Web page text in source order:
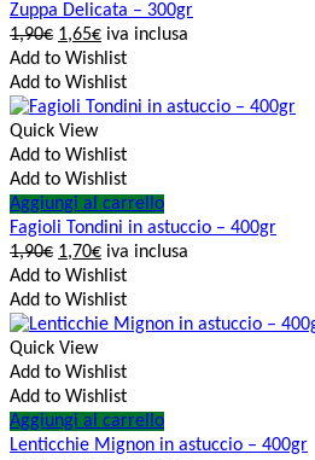
Zuppa Delicata – 300gr
1,90€ 1,65€ iva inclusa
Add to Wishlist
Add to Wishlist
Quick View
Add to Wishlist
Add to Wishlist
Aggiungi al carrello
Fagioli Tondini in astuccio – 400gr
1,90€ 1,70€ iva inclusa
Add to Wishlist
Add to Wishlist
Quick View
Add to Wishlist
Add to Wishlist
Aggiungi al carrello
Lenticchie Mignon in astuccio – 400gr